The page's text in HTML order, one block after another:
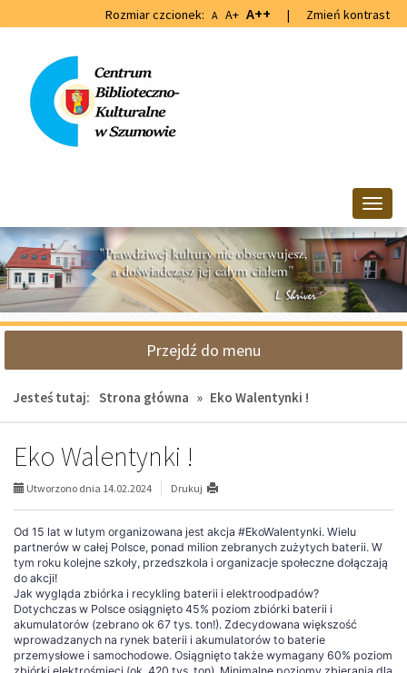
do
do
Rozmiar czcionek: A A+ A++ | Zmień kontrast
Przejdź do menu
Jesteś tutaj: Strona główna » Eko Walentynki !
Eko Walentynki !
Utworzono dnia 14.02.2024 Drukuj
Od 15 lat w lutym organizowana jest akcja #EkoWalentynki. Wielu
partnerów w całej Polsce, ponad milion zebranych zużytych baterii. W
tym roku kolejne szkoły, przedszkola i organizacje społeczne dołączają
do akcji!
Jak wygląda zbiórka i recykling baterii i elektroodpadów?
Dotychczas w Polsce osiągnięto 45% poziom zbiórki baterii i
akumulatorów (zebrano ok 67 tys. ton!). Zdecydowana większość
wprowadzanych na rynek baterii i akumulatorów to baterie
przemysłowe i samochodowe. Osiągnięto także wymagany 60% poziom